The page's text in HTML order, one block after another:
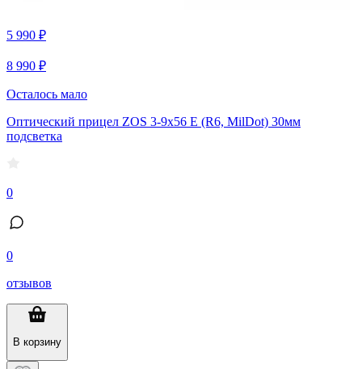
5 990 ₽
8 990 ₽
Осталось мало
Оптический прицел ZOS 3-9x56 E (R6, MilDot) 30мм
подсветка
0
0
отзывов
В корзину